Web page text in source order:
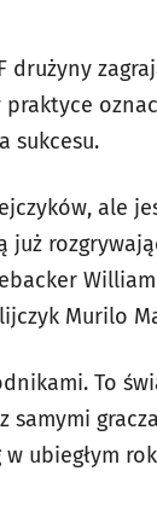
praktyce
sukcesu.
ale
już
William
Murilo
To
ubiegłym